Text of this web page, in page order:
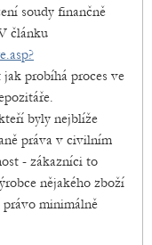
soudy finančně
článku
probíhá proces ve
byly nejblíže
práva v civilním
- zákazníci to
nějakého zboží
minimálně